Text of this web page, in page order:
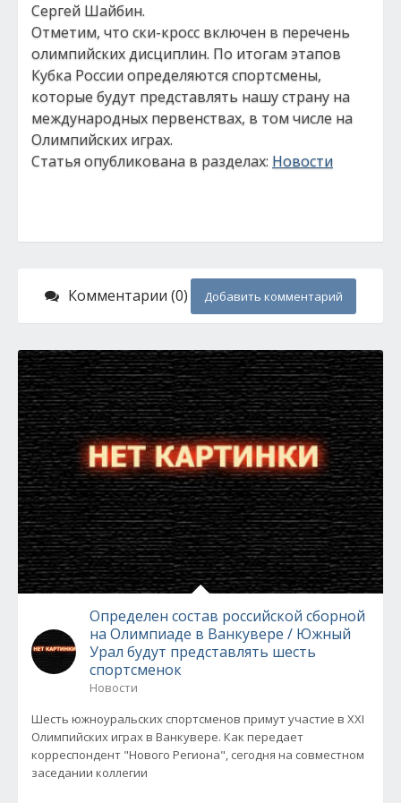
Сергей Шайбин.
Отметим, что ски-кросс включен в перечень
олимпийских дисциплин. По итогам этапов
Кубка России определяются спортсмены,
которые будут представлять нашу страну на
международных первенствах, в том числе на
Олимпийских играх.
Статья опубликована в разделах: Новости
Комментарии (0) Добавить комментарий
Определен состав российской сборной
на Олимпиаде в Ванкувере / Южный
Урал будут представлять шесть
спортсменок
Новости
Шесть южноуральских спортсменов примут участие в XXI
Олимпийских играх в Ванкувере. Как передает
корреспондент "Нового Региона", сегодня на совместном
заседании коллегии